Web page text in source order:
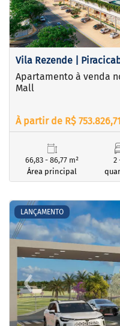
Vila Rezende |
Apartamento à venda
Mall
À partir de R$ 753.826,71
66,83 - 86,77 m²
Área principal
2
LANÇAMENTO
< <<<
‹Previous